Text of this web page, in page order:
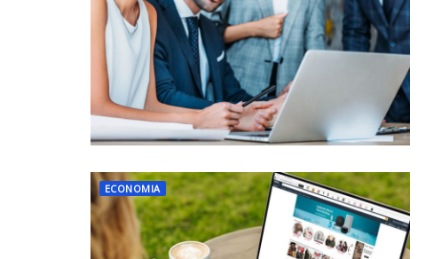
ECONOMIA